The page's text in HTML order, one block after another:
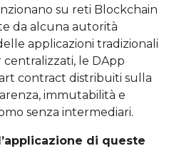
su reti Blockchain
da alcuna autorità
applicazioni tradizionali
centralizzati, le DApp
contract distribuiti sulla
immutabilità e
senza intermediari.
di queste